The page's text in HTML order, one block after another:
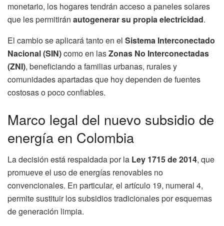
monetario, los hogares tendrán acceso a paneles solares
que les permitirán autogenerar su propia electricidad.
El cambio se aplicará tanto en el Sistema Interconectado
Nacional (SIN)como en lasZonas No Interconectadas
(ZNI), beneficiando a familias urbanas, rurales y
comunidades apartadas que hoy dependen de fuentes
costosas o poco confiables.
Marco legal del nuevo subsidio de
energía en Colombia
La decisión está respaldada por la Ley 1715 de 2014, que
promueve el uso de energías renovables no
convencionales. En particular, el artículo 19, numeral 4,
permite sustituir los subsidios tradicionales por esquemas
de generación limpia.